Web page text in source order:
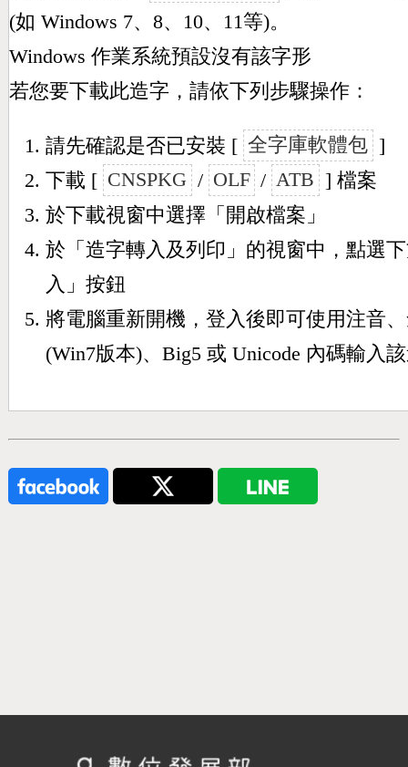
(如 Windows 7、8、10、11等)。
Windows 作業系統預設沒有該字形
若您要下載此造字，請依下列步驟操作：
請先確認是否已安裝 [ 全字庫軟體包 ]
下載 [ CNSPKG / OLF / ATB ] 檔案
於下載視窗中選擇「開啟檔案」
於「造字轉入及列印」的視窗中，點選
入」按鈕
將電腦重新開機，登入後即可使用注音
(Win7版本)、Big5 或 Unicode 內碼輸入